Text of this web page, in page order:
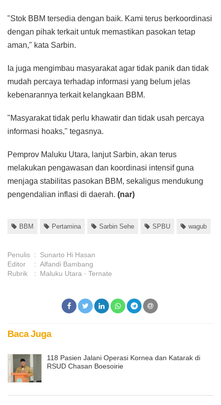
"Stok BBM tersedia dengan baik. Kami terus berkoordinasi
dengan pihak terkait untuk memastikan pasokan tetap
aman," kata Sarbin.
Ia juga mengimbau masyarakat agar tidak panik dan tidak
mudah percaya terhadap informasi yang belum jelas
kebenarannya terkait kelangkaan BBM.
"Masyarakat tidak perlu khawatir dan tidak usah percaya
informasi hoaks," tegasnya.
Pemprov Maluku Utara, lanjut Sarbin, akan terus
melakukan pengawasan dan koordinasi intensif guna
menjaga stabilitas pasokan BBM, sekaligus mendukung
pengendalian inflasi di daerah. (nar)
BBM Pertamina Sarbin Sehe SPBU wagub
Penulis :
Sunarto Hi Hasan
Editor
: Alfandi Bambang
Rubrik
: Maluku Utara Ternate
Baca Juga
118 Pasien Jalani Operasi Kornea dan Katarak di
RSUD Chasan Boesoirie